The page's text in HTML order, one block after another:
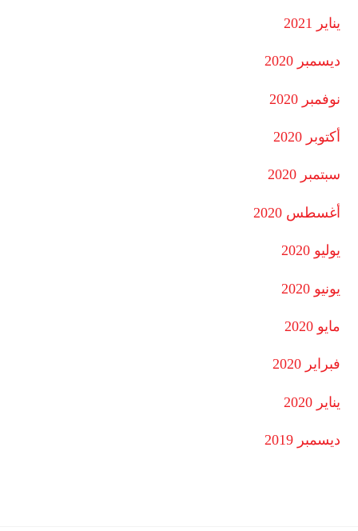
يناير 2021
ديسمبر 2020
نوفمبر 2020
أكتوبر 2020
سبتمبر 2020
أغسطس 2020
يوليو 2020
يونيو 2020
مايو 2020
فبراير 2020
يناير 2020
ديسمبر 2019